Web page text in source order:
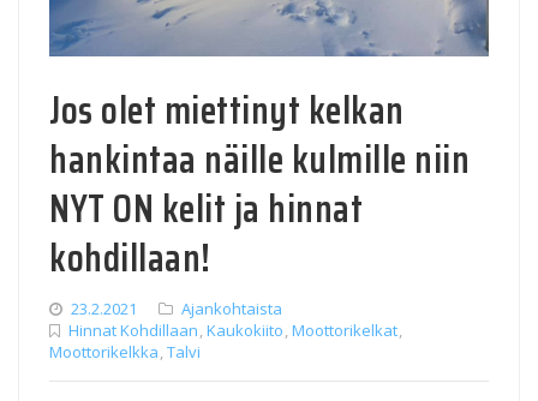
Jos olet miettinyt kelkan
hankintaa näille kulmille niin
NYT ON kelit ja hinnat
kohdillaan!
23.2.2021
Ajankohtaista
Hinnat Kohdillaan,Kaukokiito,Moottorikelkat,
Moottorikelkka,Talvi